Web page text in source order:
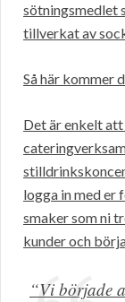
sötningsmedlet
tillverkat av
Så här kommer
Det är enkelt
logga in med er
smaker som ni
kunder och
“Vi började